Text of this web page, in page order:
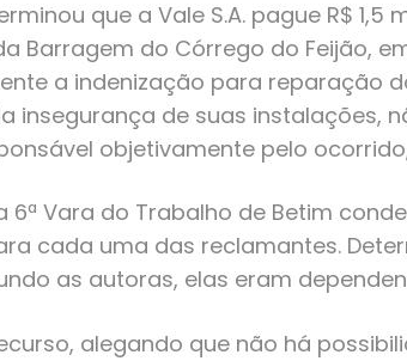
que a Vale S.A. pague R$
Barragem do Córrego do Feijão,
a indenização para reparação
insegurança de suas instalações,
objetivamente pelo
6ª Vara do Trabalho de Betim
cada uma das reclamantes.
as autoras, elas eram
alegando que não há